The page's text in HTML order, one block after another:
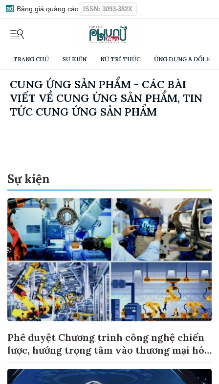
Bảng giá quảng cáo ISSN: 3093-382X
TRANG CHỦ SỰ KIỆN NỮ TRÍ THỨC ỨNG DỤNG & ĐỔI
CUNG ỨNG SẢN PHẨM - CÁC BÀI
VIẾT VỀ CUNG ỨNG SẢN PHẨM, TIN
TỨC CUNG ỨNG SẢN PHẨM
Sự kiện
Phê duyệt Chương trình công nghệ chiến
lược, hướng trọng tâm vào thương mại hóa